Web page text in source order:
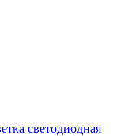
светодиодная